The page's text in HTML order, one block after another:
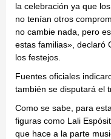
la celebración ya que
no tenían otros
no cambie nada, pero
estas familias», declaró
los festejos.
Fuentes oficiales
también se disputará el
Como se sabe, para
figuras como Lali
que hace a la parte